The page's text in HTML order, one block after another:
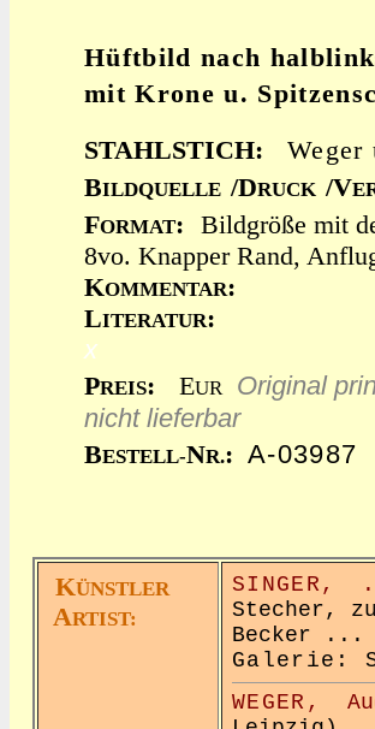
Hüftbild nach
mit Krone u.
STAHLSTICH:
Weger
BILDQUELLE /DRUCK /V
FORMAT:
Bildgröße mit
8vo. Knapper Rand,
KOMMENTAR:
LITERATUR:
x
PREIS: EUR
Original
nicht lieferbar
BESTELL-NR.: A-03987
KÜNSTLER
ARTIST:
SINGER,
Stecher,
Becker ...
Galerie:
WEGER,